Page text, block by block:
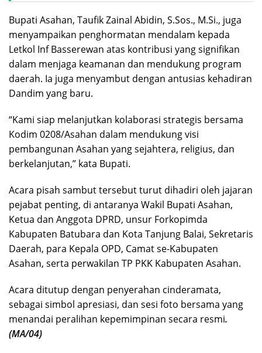
Bupati Asahan, Taufik Zainal Abidin, S.Sos., M.Si., juga
menyampaikan penghormatan mendalam kepada
Letkol Inf Basserewan atas kontribusi yang signifikan
dalam menjaga keamanan dan mendukung program
daerah. Ia juga menyambut dengan antusias kehadiran
Dandim yang baru.
“Kami siap melanjutkan kolaborasi strategis bersama
Kodim 0208/Asahan dalam mendukung visi
pembangunan Asahan yang sejahtera, religius, dan
berkelanjutan,” kata Bupati.
Acara pisah sambut tersebut turut dihadiri oleh jajaran
pejabat penting, di antaranya Wakil Bupati Asahan,
Ketua dan Anggota DPRD, unsur Forkopimda
Kabupaten Batubara dan Kota Tanjung Balai, Sekretaris
Daerah, para Kepala OPD, Camat se-Kabupaten
Asahan, serta perwakilan TP PKK Kabupaten Asahan.
Acara ditutup dengan penyerahan cinderamata,
sebagai simbol apresiasi, dan sesi foto bersama yang
menandai peralihan kepemimpinan secara resmi.
(MA/04)